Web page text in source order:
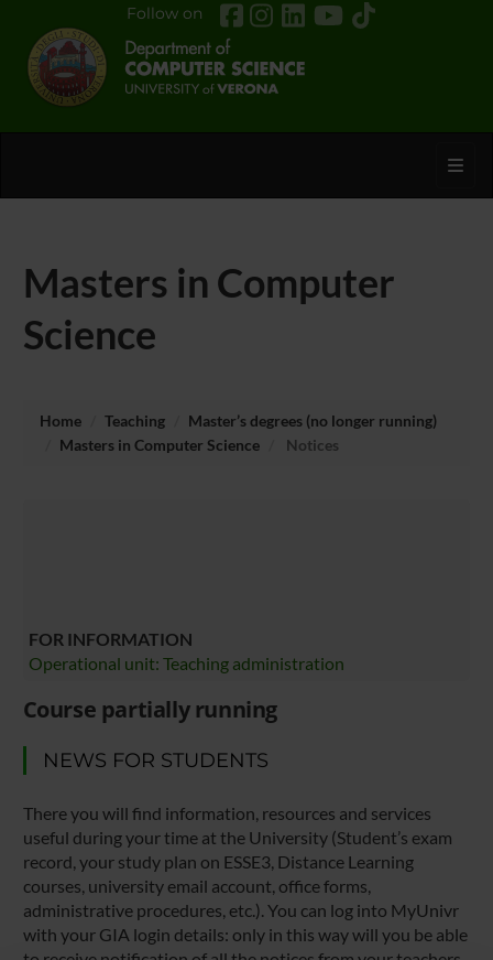
Follow on
Masters in Computer
Science
Home Teaching
Master’s degrees (no longer running)
Masters in Computer Science
Notices
FOR INFORMATION
Operational unit: Teaching administration
Course partially running
NEWS FOR STUDENTS
There you will find information, resources and services
useful during your time at the University (Student’s exam
record, your study plan on ESSE3, Distance Learning
courses, university email account, office forms,
administrative procedures, etc.). You can log into MyUnivr
with your GIA login details: only in this way will you be able